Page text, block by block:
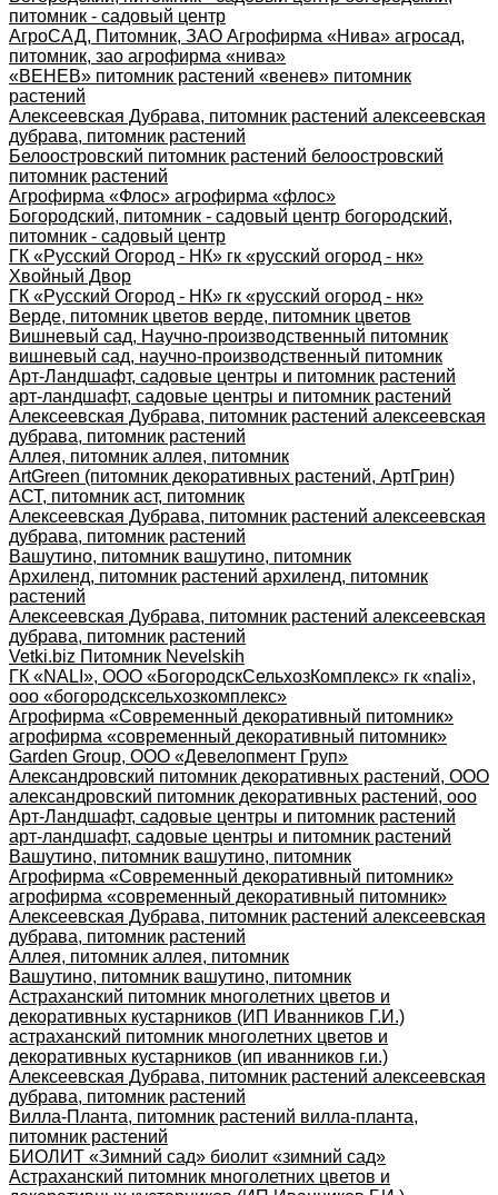
питомник - садовый центр
АгроСАД, Питомник, ЗАО Агрофирма «Нива» агросад,
питомник, зао агрофирма «нива»
«ВЕНЕВ» питомник растений «венев» питомник
растений
Алексеевская Дубрава, питомник растений алексеевская
дубрава, питомник растений
Белоостровский питомник растений белоостровский
питомник растений
Агрофирма «Флос» агрофирма «флос»
Богородский, питомник - садовый центр богородский,
питомник - садовый центр
ГК «Русский Огород - НК» гк «русский огород - нк»
Хвойный Двор
ГК «Русский Огород - НК» гк «русский огород - нк»
Верде, питомник цветов верде, питомник цветов
Вишневый сад, Научно-производственный питомник
вишневый сад, научно-производственный питомник
Арт-Ландшафт, садовые центры и питомник растений
арт-ландшафт, садовые центры и питомник растений
Алексеевская Дубрава, питомник растений алексеевская
дубрава, питомник растений
Аллея, питомник аллея, питомник
ArtGreen (питомник декоративных растений, АртГрин)
АСТ, питомник аст, питомник
Алексеевская Дубрава, питомник растений алексеевская
дубрава, питомник растений
Вашутино, питомник вашутино, питомник
Архиленд, питомник растений архиленд, питомник
растений
Алексеевская Дубрава, питомник растений алексеевская
дубрава, питомник растений
Vetki.biz Питомник Nevelskih
ГК «NALI», ООО «БогородскСельхозКомплекс» гк «nali»,
ооо «богородсксельхозкомплекс»
Агрофирма «Современный декоративный питомник»
агрофирма «современный декоративный питомник»
Garden Group, ООО «Девелопмент Груп»
Александровский питомник декоративных растений, ООО
александровский питомник декоративных растений, ооо
Арт-Ландшафт, садовые центры и питомник растений
арт-ландшафт, садовые центры и питомник растений
Вашутино, питомник вашутино, питомник
Агрофирма «Современный декоративный питомник»
агрофирма «современный декоративный питомник»
Алексеевская Дубрава, питомник растений алексеевская
дубрава, питомник растений
Аллея, питомник аллея, питомник
Вашутино, питомник вашутино, питомник
Астраханский питомник многолетних цветов и
декоративных кустарников (ИП Иванников Г.И.)
астраханский питомник многолетних цветов и
декоративных кустарников (ип иванников г.и.)
Алексеевская Дубрава, питомник растений алексеевская
дубрава, питомник растений
Вилла-Планта, питомник растений вилла-планта,
питомник растений
БИОЛИТ «Зимний сад» биолит «зимний сад»
Астраханский питомник многолетних цветов и